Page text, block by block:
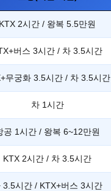
KTX 2시간 / 왕복 5.5만원
버스 3시간 / 차 3.5시간
무궁화 3.5시간 / 차 3.5시간
차 1시간
공 1시간 / 왕복 6~12만원
KTX 2시간 / 차 3.5시간
3.5시간 / KTX+버스 3시간